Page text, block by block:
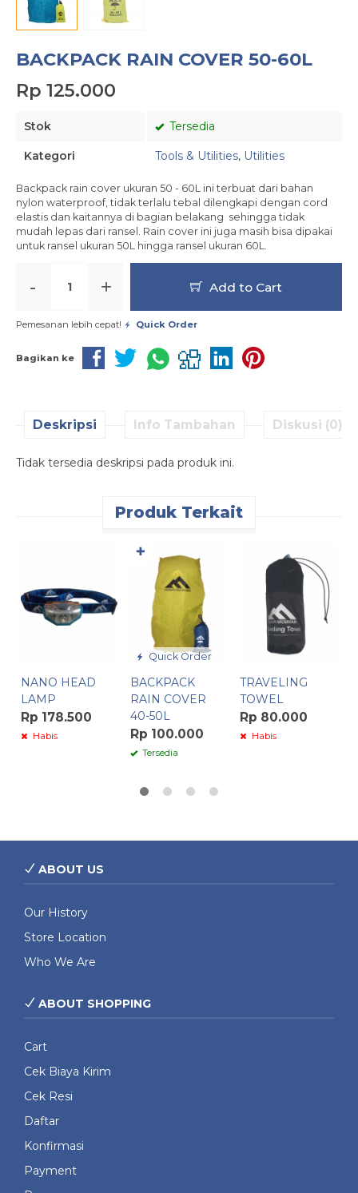
BACKPACK RAIN COVER 50-60L
Rp 125.000
Stok Tersedia
Kategori Tools & Utilities, Utilities
Backpack rain cover ukuran 50 - 60L ini terbuat dari bahan
nylon waterproof, tidak terlalu tebal dilengkapi dengan cord
elastis dan kaitannya di bagian belakang sehingga tidak
mudah lepas dari ransel. Rain cover ini juga masih bisa dipakai
untuk ransel ukuran 50L hingga ransel ukuran 60L.
- + Add to Cart
Pemesanan lebih cepat! Quick Order
Bagikan ke
Deskripsi Info Tambahan Diskusi (0)
Tidak tersedia deskripsi pada produk ini.
Produk Terkait
NANO HEAD
LAMP
Rp 178.500
Habis
Quick Order
BACKPACK
RAIN COVER
40-50L
Rp 100.000
Tersedia
✚
TRAVELING
TOWEL
Rp 80.000
Habis
ABOUT US
Our History
Store Location
Who We Are
ABOUT SHOPPING
Cart
Cek Biaya Kirim
Cek Resi
Daftar
Konfirmasi
Payment